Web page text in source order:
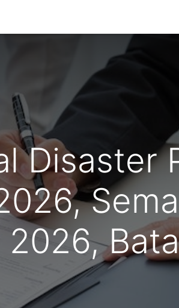
Disaster